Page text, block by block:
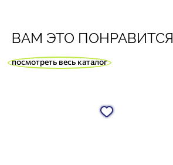
ВАМ ЭТО ПОНРАВИТСЯ
посмотреть весь каталог